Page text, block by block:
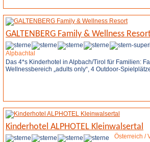
GALTENBERG Family & Wellness
Alpbachtal
Das 4*s Kinderhotel in Alpbach/Tirol für Familien:
Wellnessbereich „adults only“, 4 Outdoor-
Kinderhotel ALPHOTEL Kleinwalsertal
Österreich /